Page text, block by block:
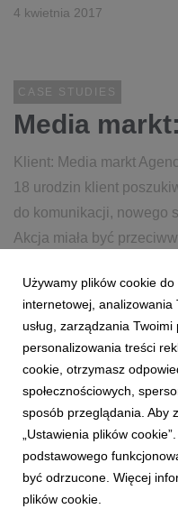
4 kwietnia 2017
CASE STUDIES
Media
Klient: Media markt
18 urodzin klient
do komunikacji, nowego
Akcja miała być
4 kwietnia 2017
1 2
Używamy plików cookie
internetowej, analizowania
usług, zarządzania
personalizowania treści
cookie, otrzymasz
społecznościowych,
sposób przeglądania. Aby
„Ustawienia plików
podstawowego
być odrzucone. Więcej
plików cookie.